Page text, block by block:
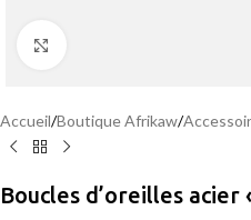
Accueil/Boutique Afrikaw/
Boucles d’oreilles acier